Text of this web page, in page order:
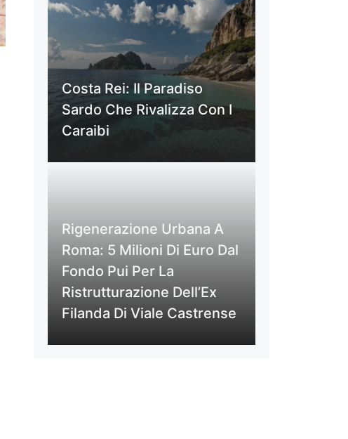
Costa Rei: Il Paradiso
Sardo Che Rivalizza Con I
Caraibi
Rigenerazione Urbana A
Roma: 5 Milioni Di Euro Dal
Fondo Pui Per La
Ristrutturazione Dell’Ex
Filanda Di Viale Castrense